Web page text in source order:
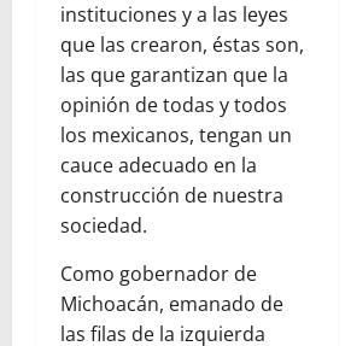
instituciones y a las leyes
que las crearon, éstas son,
las que garantizan que la
opinión de todas y todos
los mexicanos, tengan un
cauce adecuado en la
construcción de nuestra
sociedad.
Como gobernador de
Michoacán, emanado de
las filas de la izquierda